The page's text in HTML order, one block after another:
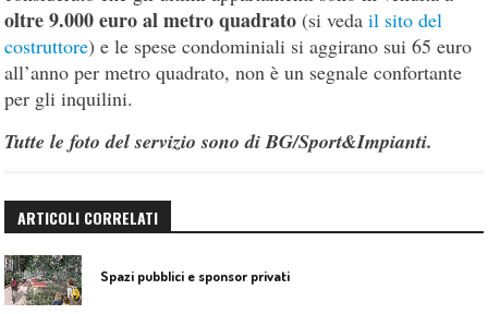
oltre 9.000 euro al metro quadrato (si vedail sito del
costruttore) e le spese condominiali si aggirano sui 65 euro
all’anno per metro quadrato, non è un segnale confortante
per gli inquilini.
Tutte le foto del servizio sono di BG/Sport&Impianti.
ARTICOLI CORRELATI
Spazi pubblici e sponsor privati